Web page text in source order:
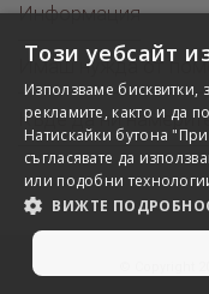
Информация
Имаш нужда от
Къде да ни
Този уебсайт
Използваме
рекламите, както и да
Натискайки бутона
съгласявате да
или подобни
ВИЖТЕ